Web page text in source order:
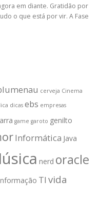
em diante. Gratidão por
o que está por vir. A Fase
cerveja Cinema
dicas ebs empresas
game garoto genilto
Informática Java
nerd oracle
TI vida